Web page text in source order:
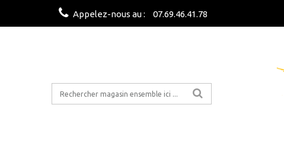
Appelez-nous au : 07.69.46.41.78